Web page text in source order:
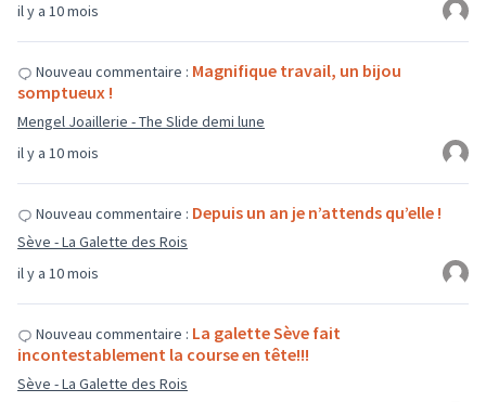
il y a 10 mois
il y a 10 mois
Nouveau commentaire : Magnifique travail, un bijou
somptueux !
Mengel Joaillerie - The Slide demi lune
il y a 10 mois
Nouveau commentaire : Depuis un an je n’attends qu’elle !
Sève - La Galette des Rois
Nouveau commentaire : La galette Sève fait
incontestablement la course en tête!!!
Sève - La Galette des Rois